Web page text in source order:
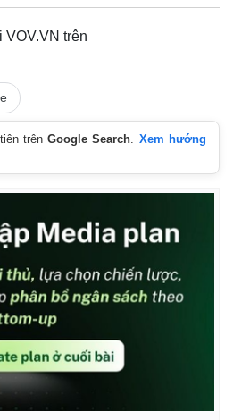
Multimedia
Video
VOV.VN trên
trênGoogle Search. Xem hướng